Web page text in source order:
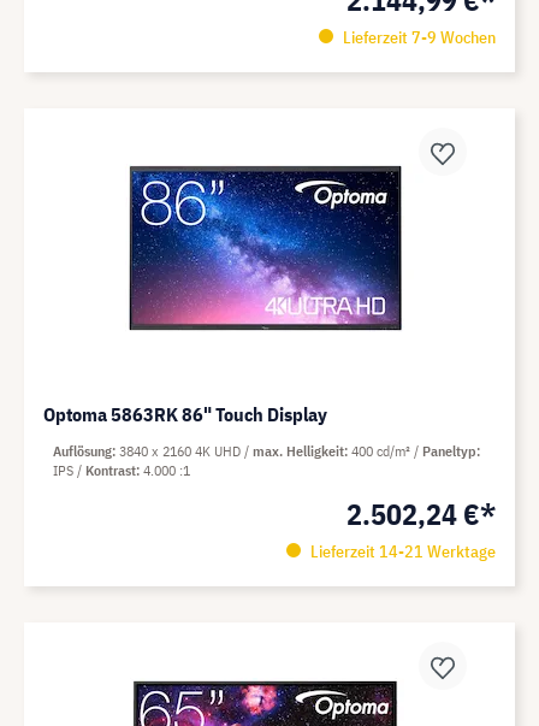
Lieferzeit 7-9 Wochen
Optoma 5863RK 86" Touch Display
2.502,24 €*
Lieferzeit 14-21 Werktage
Auflösung 3840 x 2160 4K UHD max. Helligkeit 400 cd/m²
Paneltyp
IPS
Kontrast 4.000 :1